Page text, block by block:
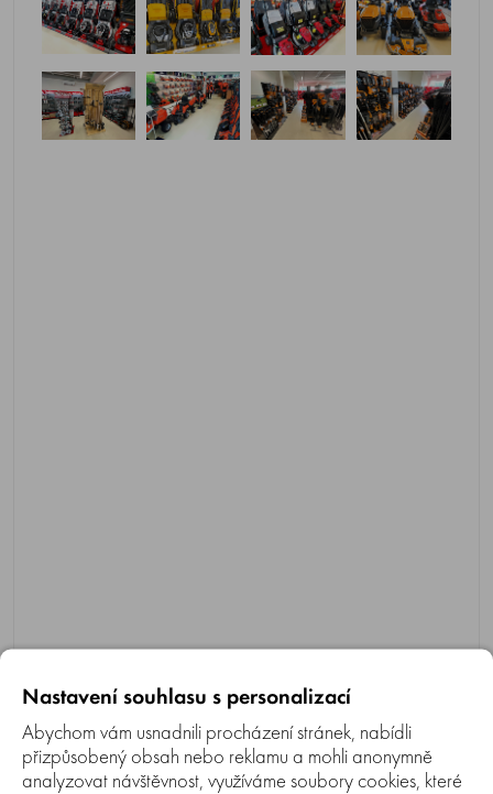
Nastavení souhlasu s personalizací
Abychom vám usnadnili procházení stránek, nabídli
přizpůsobený obsah nebo reklamu a mohli anonymně
analyzovat návštěvnost, využíváme soubory cookies, které